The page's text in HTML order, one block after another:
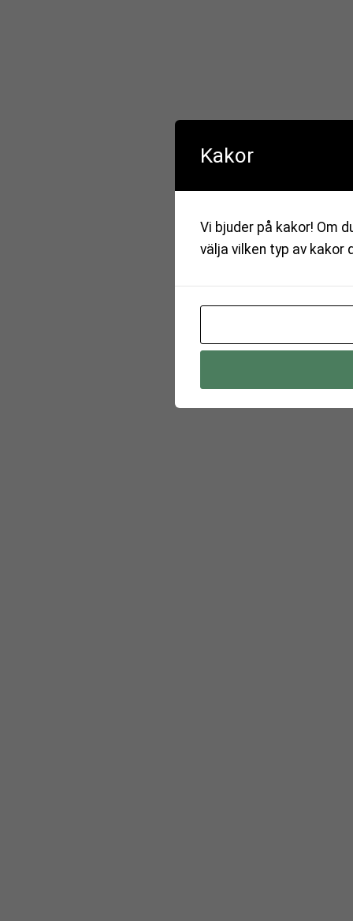
Kakor
Vi bjuder på kakor! Om
välja vilken typ av kakor